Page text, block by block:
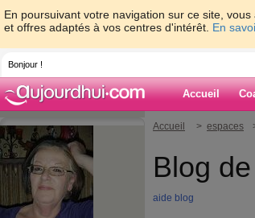
En poursuivant votre navigation sur ce site,
et offres adaptés à vos centres d'intérêt. En
Bonjour !
Accueil
Accueil > espaces
Blog
aide blog